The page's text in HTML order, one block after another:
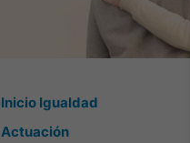
Inicio Igualdad
Actuación